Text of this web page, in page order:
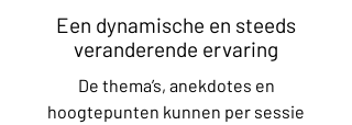
Een dynamische en steeds
veranderende ervaring
De thema’s, anekdotes en
hoogtepunten kunnen per sessie